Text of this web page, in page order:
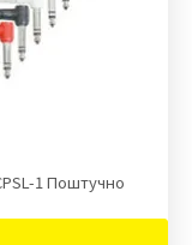
1 Поштучно